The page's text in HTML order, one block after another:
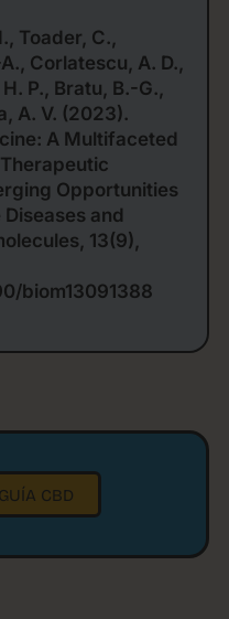
Toader, C.,
Corlatescu, A. D.,
P., Bratu, B.-G.,
A. V. (2023).
A Multifaceted
Opportunities
and
13(9),
biom13091388
CBD